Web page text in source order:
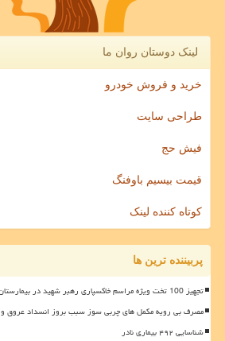
لینک دوستان روان ما
خرید و فروش خودرو
طراحی سایت
فیش حج
قیمت بیسیم باوفنگ
کوتاه کننده لینک
پربیننده ترین ها
تجهیز 100 تخت ویژه مراسم خاکسپاری رهبر شهید در بیمارستان صحرایی مصلی به علاوه فیلم
مصرف بی رویه مکمل های چربی سوز سبب بروز انسداد عروق
شناسایی ۴۹۲ بیماری نادر